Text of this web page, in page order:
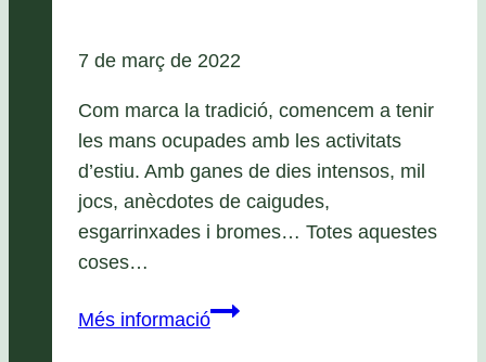
7 de març de 2022
Com marca la tradició, comencem a tenir
les mans ocupades amb les activitats
d’estiu. Amb ganes de dies intensos, mil
jocs, anècdotes de caigudes,
esgarrinxades i bromes… Totes aquestes
coses…
Més informacióEstiu